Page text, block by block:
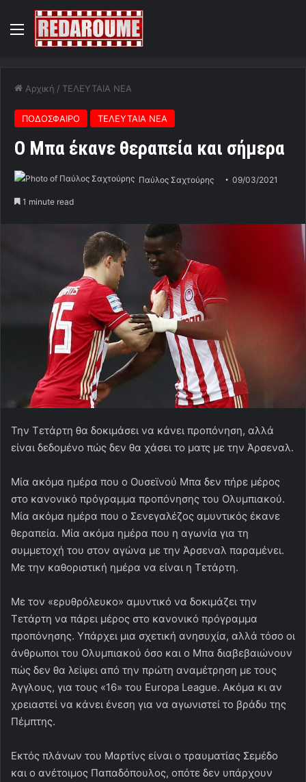
Menu
Αρχική / ΤΕΛΕΥΤΑΙΑ ΝΕΑ
ΠΟΔΟΣΦΑΙΡΟ ΤΕΛΕΥΤΑΙΑ ΝΕΑ
Ο Μπα έκανε θεραπεία και σήμερα
Παύλος Σαχτούρης 09/03/2021
1 minute read
Την Τετάρτη θα δοκιμάσει να κάνει προπόνηση, αλλά
είναι δεδομένο πώς δεν θα χάσει το ματς με την Άρσεναλ.
Μία ακόμα ημέρα που ο Ουσεϊνού Μπα δεν πήρε μέρος
στο κανονικό πρόγραμμα προπόνησης του Ολυμπιακού.
Μία ακόμα ημέρα που ο Σενεγαλέζος αμυντικός έκανε
θεραπεία. Μία ακόμα ημέρα που η αγωνία για τη
συμμετοχή του στον αγώνα με την Άρσεναλ παραμένει.
Με την καθοριστική ημέρα να είναι η Τετάρτη.
Με τον «ερυθρόλευκο» αμυντικό να δοκιμάζει την
Τετάρτη να πάρει μέρος στο κανονικό πρόγραμμα
προπόνησης. Υπάρχει μια σχετική ανησυχία, αλλά τόσο οι
άνθρωποι του Ολυμπιακού όσο και ο Μπα διαβεβαιώνουν
πώς δεν θα λείψει από την πρώτη αναμέτρηση με τους
Άγγλους, για τους «16» του Europa League. Ακόμα κι αν
χρειαστεί να κάνει ένεση για να αγωνιστεί το βράδυ της
Πέμπτης.
Εκτός πλάνων του Μαρτίνς είναι ο τραυματίας Σεμέδο
και ο ανέτοιμος Παπαδόπουλος, οπότε δεν υπάρχουν